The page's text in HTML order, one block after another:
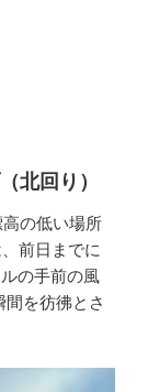
北回り）
の低い場所
前日までに
の手前の風
を彷彿とさ